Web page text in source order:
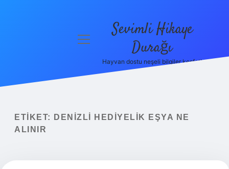
Yasal Uyarı
menüyü
Sevimli Hikaye
Durağı
Hayvan dostu neşeli bilgiler keşfet!
ETIKET:
DENIZLI HEDIYELIK EŞYA NE
ALINIR